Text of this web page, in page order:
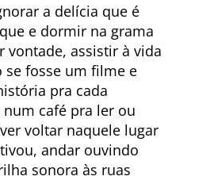
a delícia que é
e dormir na grama
vontade, assistir à vida
se fosse um filme e
pra cada
num café pra ler ou
voltar naquele lugar
andar ouvindo
sonora às ruas